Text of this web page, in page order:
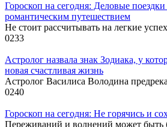
Гороскоп на сегодня: Деловые
романтическим путешествием
Не стоит рассчитывать на легкие
0233
Астролог назвала знак Зодиака, у
новая счастливая жизнь
Астролог Василиса Володина
0240
Гороскоп на сегодня: Не горячись и
Переживаний и волнений может быть